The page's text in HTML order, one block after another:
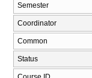
Semester
Coordinator
Common
Status